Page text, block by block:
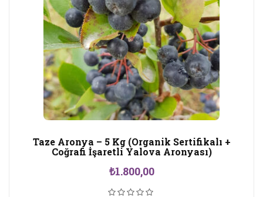
Taze Aronya – 5 Kg (Organik Sertifikalı +
Coğrafi İşaretli Yalova Aronyası)
₺1.800,00